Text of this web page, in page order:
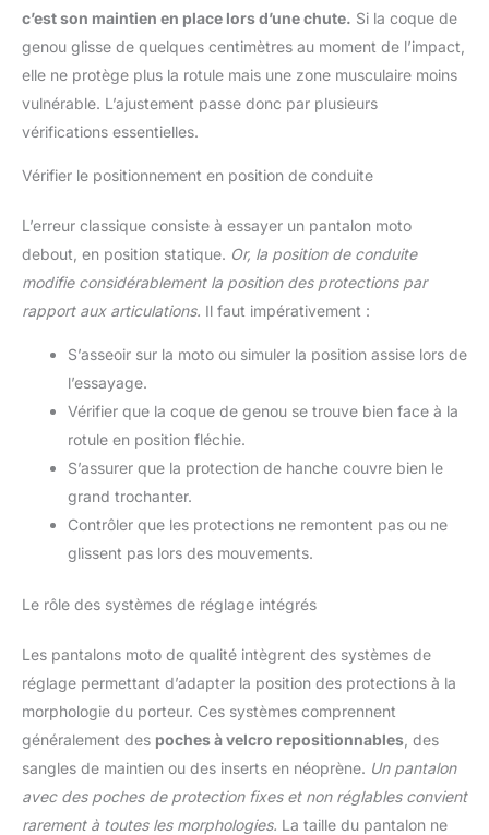
c’est son maintien en place lors d’une chute. Si la coque de
genou glisse de quelques centimètres au moment de l’impact,
elle ne protège plus la rotule mais une zone musculaire moins
vulnérable. L’ajustement passe donc par plusieurs
vérifications essentielles.
Vérifier le positionnement en position de conduite
L’erreur classique consiste à essayer un pantalon moto
debout, en position statique. Or, la position de conduite
modifie considérablement la position des protections par
rapport aux articulations. Il faut impérativement :
S’asseoir sur la moto ou simuler la position assise lors de
l’essayage.
Vérifier que la coque de genou se trouve bien face à la
rotule en position fléchie.
S’assurer que la protection de hanche couvre bien le
grand trochanter.
Contrôler que les protections ne remontent pas ou ne
glissent pas lors des mouvements.
Le rôle des systèmes de réglage intégrés
Les pantalons moto de qualité intègrent des systèmes de
réglage permettant d’adapter la position des protections à la
morphologie du porteur. Ces systèmes comprennent
généralement des poches à velcro repositionnables , des
sangles de maintien ou des inserts en néoprène. Un pantalon
avec des poches de protection fixes et non réglables convient
rarement à toutes les morphologies. La taille du pantalon ne